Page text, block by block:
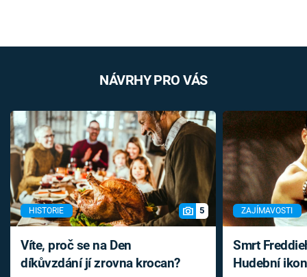
NÁVRHY PRO VÁS
HISTORIE 5
Víte, proč se na Den
díkůvzdání jí zrovna krocan?
ZAJÍMAVOSTI
Smrt
Hudební